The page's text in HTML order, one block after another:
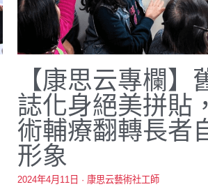
【康思云專欄】
誌化身絕美拼貼
術輔療翻轉長者
形象
2024年4月11日 · 康思云藝術社工師